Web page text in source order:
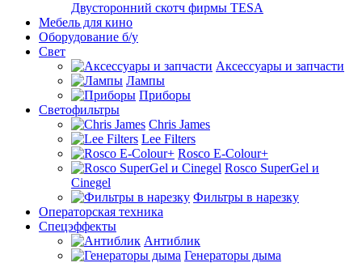
Двусторонний скотч фирмы TESA
Мебель для кино
Оборудование б/у
Свет
Аксессуары и запчасти
Лампы
Приборы
Светофильтры
Chris James
Lee Filters
Rosco E-Colour+
Rosco SuperGel и
Cinegel
Фильтры в нарезку
Операторская техника
Спецэффекты
Антиблик
Генераторы дыма